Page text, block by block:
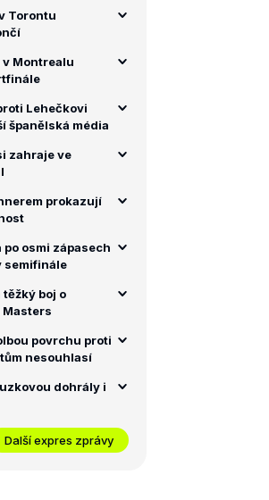
Torontu
Montrealu
Lehečkovi
španělská média
zahraje ve
prokazují
osmi zápasech
semifinále
těžký boj o
Masters
povrchu proti
nesouhlasí
dohrály i
Další expres zprávy